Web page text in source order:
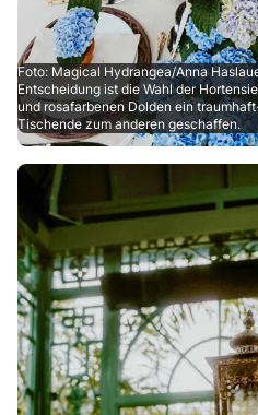
Foto: Magical Hydrangea/Anna
Entscheidung ist die Wahl der
und rosafarbenen Dolden ein
Tischende zum anderen geschaffen.